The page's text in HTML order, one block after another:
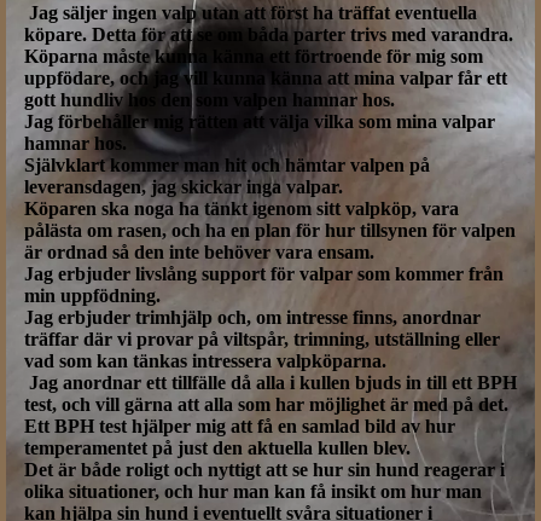
Jag säljer ingen valp utan att först ha träffat eventuella
köpare. Detta för att se om båda parter trivs med varandra.
Köparna måste kunna känna ett förtroende för mig som
uppfödare, och jag vill kunna känna att mina valpar får ett
gott hundliv hos den som valpen hamnar hos.
Jag förbehåller mig rätten att välja vilka som mina valpar
hamnar hos.
Självklart kommer man hit och hämtar valpen på
leveransdagen, jag skickar inga valpar.
Köparen ska noga ha tänkt igenom sitt valpköp, vara
pålästa om rasen, och ha en plan för hur tillsynen för valpen
är ordnad så den inte behöver vara ensam.
Jag erbjuder livslång support för valpar som kommer från
min uppfödning.
Jag erbjuder trimhjälp och, om intresse finns, anordnar
träffar där vi provar på viltspår, trimning, utställning eller
vad som kan tänkas intressera valpköparna.
Jag anordnar ett tillfälle då alla i kullen bjuds in till ett BPH
test, och vill gärna att alla som har möjlighet är med på det.
Ett BPH test hjälper mig att få en samlad bild av hur
temperamentet på just den aktuella kullen blev.
Det är både roligt och nyttigt att se hur sin hund reagerar i
olika situationer, och hur man kan få insikt om hur man
kan hjälpa sin hund i eventuellt svåra situationer i